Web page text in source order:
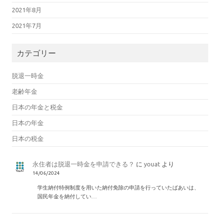
2021年8月
2021年7月
カテゴリー
脱退一時金
老齢年金
日本の年金と税金
日本の年金
日本の税金
永住者は脱退一時金を申請できる？ にyouat より
14/06/2024
学生納付特例制度を用いた納付免除の申請を行っていたばあいは、
国民年金を納付してい…